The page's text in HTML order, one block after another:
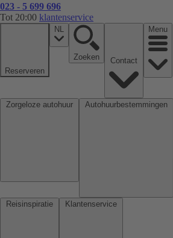
023 - 5 699 696
Tot 20:00 klantenservice
Reserveren
NL
Zoeken
Menu